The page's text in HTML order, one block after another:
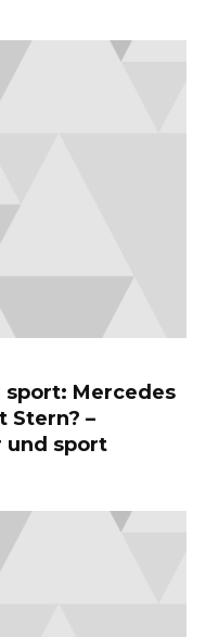
Mercedes
Stern? –
und sport